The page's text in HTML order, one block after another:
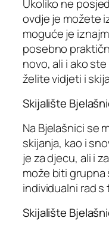
Ukoliko ne
ovdje je možete
moguće je
posebno
novo, ali i ako
želite vidjeti i
Skijalište
Na Bjelašnici se
skijanja, kao i
je za djecu, ali i
može biti grupna
individualni rad s
Skijalište